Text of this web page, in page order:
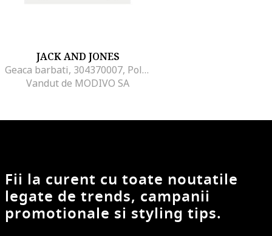
JACK AND JONES
Geaca barbati, 304370007, Poliester, Negru, Negru
Vandut de MODIVO SA
Fii la curent cu toate noutatile
legate de trends, campanii
promotionale si styling tips.